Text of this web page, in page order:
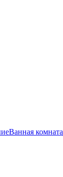
Ванная комната